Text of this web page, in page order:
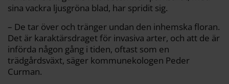
sina vackra ljusgröna blad, har spridit sig.
– De tar över och tränger undan den inhemska floran.
Det är karaktärsdraget för invasiva arter, och att de är
införda någon gång i tiden, oftast som en
trädgårdsväxt, säger kommunekologen Peder
Curman.